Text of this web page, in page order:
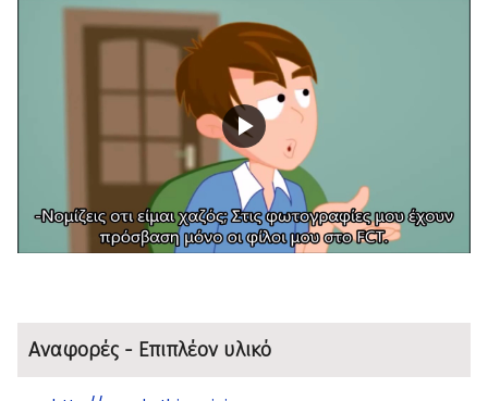
Play
Video
Αναφορές - Επιπλέον υλικό